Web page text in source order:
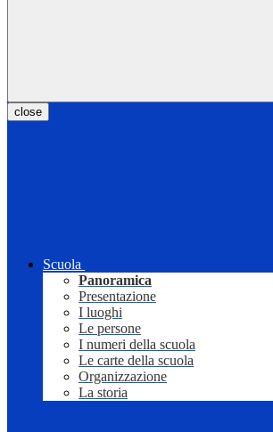
close
Scuola
Panoramica
Presentazione
I luoghi
Le persone
I numeri della scuola
Le carte della scuola
Organizzazione
La storia